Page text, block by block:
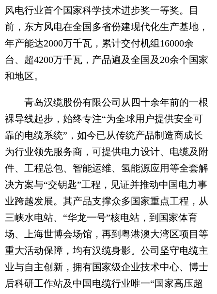
风电行业首个国家科学技术进步奖一等奖。目
前，东方风电在全国多省份建现代化生产基地，
年产能达2000万千瓦，累计交付机组16000余
台、超4200万千瓦，产品遍及全国及20余个国家
和地区。
青岛汉缆股份有限公司从四十余年前的一根
裸导线起步，始终专注“为全球用户提供安全可
靠的电缆系统”，如今已从传统产品制造商成长
为行业领先服务商，可提供电力设计、电缆及附
件、工程总包、智能运维、氢能源应用等全套解
决方案与“交钥匙”工程，见证并推动中国电力事
业跨越发展。其产品支撑众多国家重点工程，从
三峡水电站、“华龙一号”核电站，到国家体育
场、上海世博会场馆，再到粤港澳大湾区项目等
重大活动保障，均有汉缆身影。公司坚守电缆主
业与自主创新，拥有国家级企业技术中心、博士
后科研工作站及中国电缆行业唯一“国家高压超